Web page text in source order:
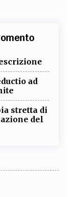
ad
stretta di
del